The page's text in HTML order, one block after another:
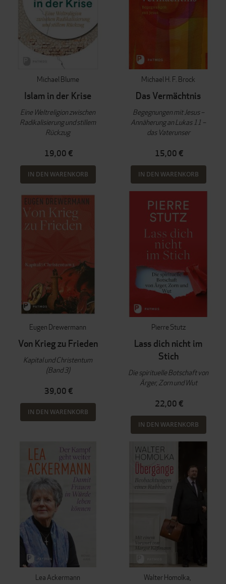
Michael Blume
Islam in der Krise
Eine Weltreligion zwischen
Radikalisierung und stillem
Rückzug
19,00 €
IN DEN WARENKORB
Michael H. F. Brock
Das Vermächtnis
Begegnungen mit Jesus –
Annäherung an Lukas 11 –
das Vaterunser
15,00 €
IN DEN WARENKORB
Eugen Drewermann
Von Krieg zu Frieden
Kapital und Christentum
(Band 3)
39,00 €
IN DEN WARENKORB
Pierre Stutz
Lass dich nicht im
Stich
Die spirituelle Botschaft von
Ärger, Zorn und Wut
22,00 €
IN DEN WARENKORB
Lea Ackermann
Walter Homolka